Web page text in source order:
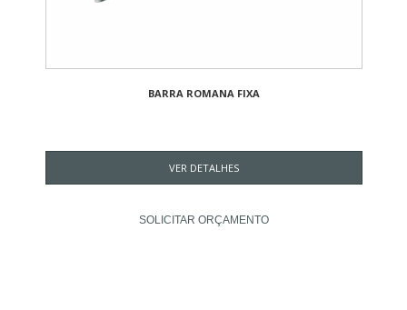
BARRA ROMANA FIXA
VER DETALHES
SOLICITAR ORÇAMENTO